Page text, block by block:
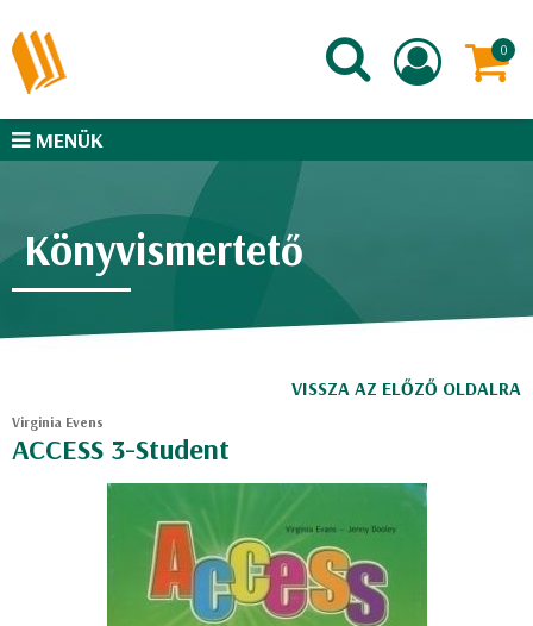
MENÜK
Könyvismertető
VISSZA AZ ELŐZŐ OLDALRA
Virginia Evens
ACCESS 3-Student